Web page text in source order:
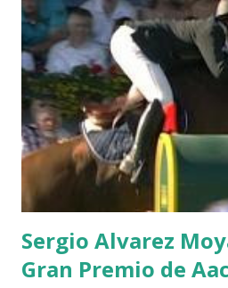
HERO -LEJAUNE 7 MO CHROI -
BREEN 9 JALLA DE GAVIERE -
NOVEL -PHILIPPAERTS 3 triple 1
CLUB LADY -O’CONNOR 3
LORENZO -AHLMANN 5
TOPINAMBOUR -LEPREVOST 7
INTERTOY Z - BRASH 9 HERALD
DI CAMPALTO -SHARBATLY
del Gran Premio en su vuelta de
Sergio Alvarez
Gran Premio de